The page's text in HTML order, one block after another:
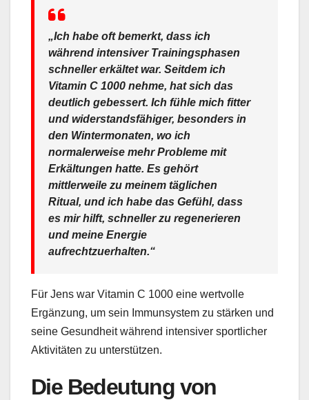
„Ich habe oft bemerkt, dass ich
während intensiver Trainingsphasen
schneller erkältet war. Seitdem ich
Vitamin C 1000 nehme, hat sich das
deutlich gebessert. Ich fühle mich fitter
und widerstandsfähiger, besonders in
den Wintermonaten, wo ich
normalerweise mehr Probleme mit
Erkältungen hatte. Es gehört
mittlerweile zu meinem täglichen
Ritual, und ich habe das Gefühl, dass
es mir hilft, schneller zu regenerieren
und meine Energie
aufrechtzuerhalten.“
Für Jens war Vitamin C 1000 eine wertvolle
Ergänzung, um sein Immunsystem zu stärken und
seine Gesundheit während intensiver sportlicher
Aktivitäten zu unterstützen.
Die Bedeutung von